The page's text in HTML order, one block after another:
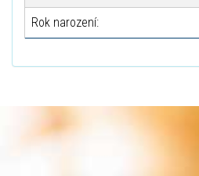
Rok narození: